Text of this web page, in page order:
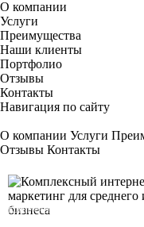
О компании
Услуги
Преимущества
Наши клиенты
Портфолио
Отзывы
Контакты
Навигация по сайту
О компании Услуги
Отзывы Контакты
Комплексный интернет-маркетинг